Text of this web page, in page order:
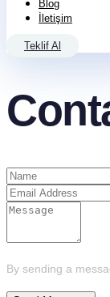
Blog
İletişim
Teklif Al
By sending a